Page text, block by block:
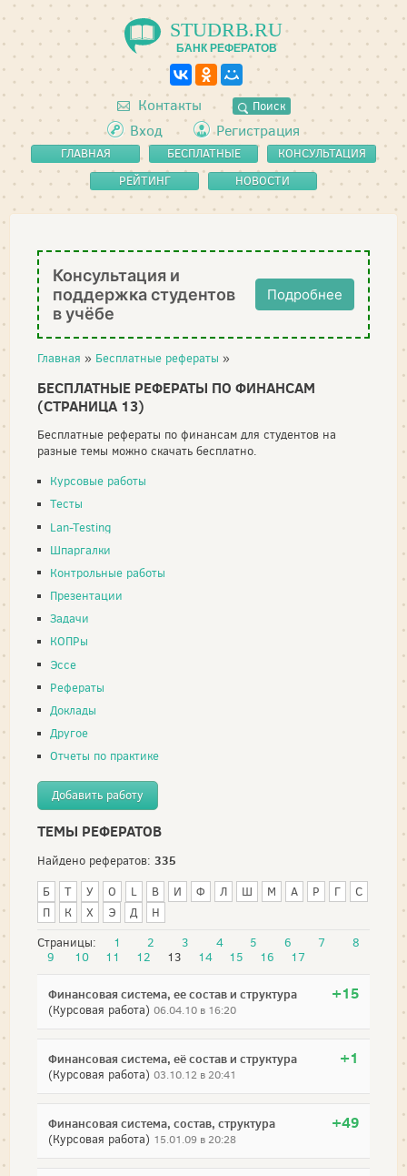
STUDRB.RU
БАНК РЕФЕРАТОВ
Контакты Поиск
Вход Регистрация
ГЛАВНАЯ
БЕСПЛАТНЫЕ
РЕФЕРАТЫ
КОНСУЛЬТАЦИЯ
РЕЙТИНГ
НОВОСТИ
Консультация и
поддержка студентов
в учёбе
Подробнее
Главная » Бесплатные рефераты »
БЕСПЛАТНЫЕ РЕФЕРАТЫ ПО ФИНАНСАМ
(СТРАНИЦА 13)
Бесплатные рефераты по финансам для студентов на
разные темы можно скачать бесплатно.
Курсовые работы
Тесты
Lan-Testing
Шпаргалки
Контрольные работы
Презентации
Задачи
КОПРы
Эссе
Рефераты
Доклады
Другое
Отчеты по практике
Добавить работу
ТЕМЫ РЕФЕРАТОВ
Найдено рефератов: 335
Б Т У О L В И Ф Л Ш М А Р Г
С
П
К Х Э Д
Н
Страницы:
1 2 3 4 5 6 7
8
9
10 11 12 13 14 15 16 17
+15
Финансовая система, ее состав и структура
(Курсовая работа) 06.04.10 в 16:20
+1
Финансовая система, её состав и структура
(Курсовая работа) 03.10.12 в 20:41
+49
Финансовая система, состав, структура
(Курсовая работа) 15.01.09 в 20:28